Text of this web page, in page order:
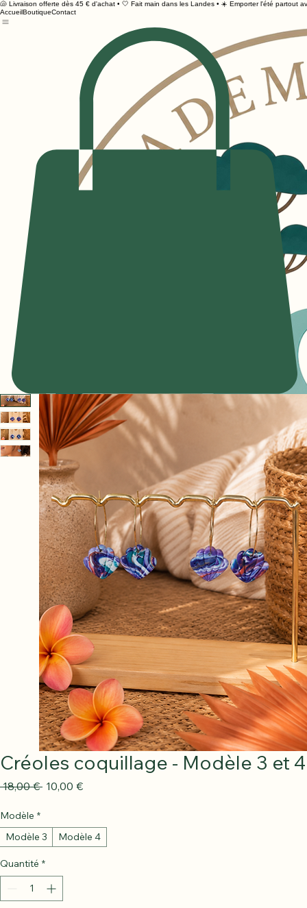
🐚 Livraison offerte dès 45 € d'achat • 🤍 Fait main dans les Landes • ☀️ Emporter l'été partout
AccueilBoutiqueContact
Créoles coquillage - Modèle 3 et 4
18,00 € Prix
10,00 €Prix
Modèle *
Modèle 3
Modèle 4
Quantité *